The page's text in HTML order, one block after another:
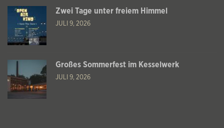
Zwei Tage unter freiem Himmel
JULI 9, 2026
Großes Sommerfest im Kesselwerk
JULI 9, 2026